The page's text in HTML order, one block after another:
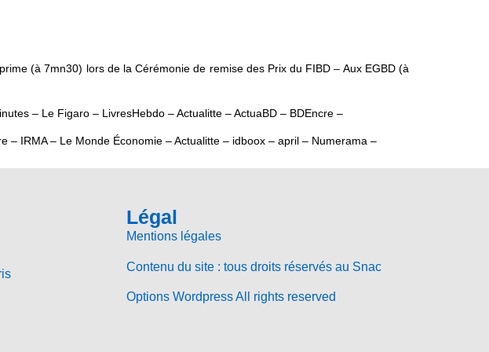
(à 7mn30) lors de la Cérémonie de remise des Prix du FIBD – Aux EGBD (à
– Le Figaro – LivresHebdo – Actualitte – ActuaBD – BDEncre –
IRMA – Le Monde Économie – Actualitte – idboox – april – Numerama –
Légal
Mentions légales
Contenu du site : tous droits réservés au Snac
Options Wordpress All rights reserved